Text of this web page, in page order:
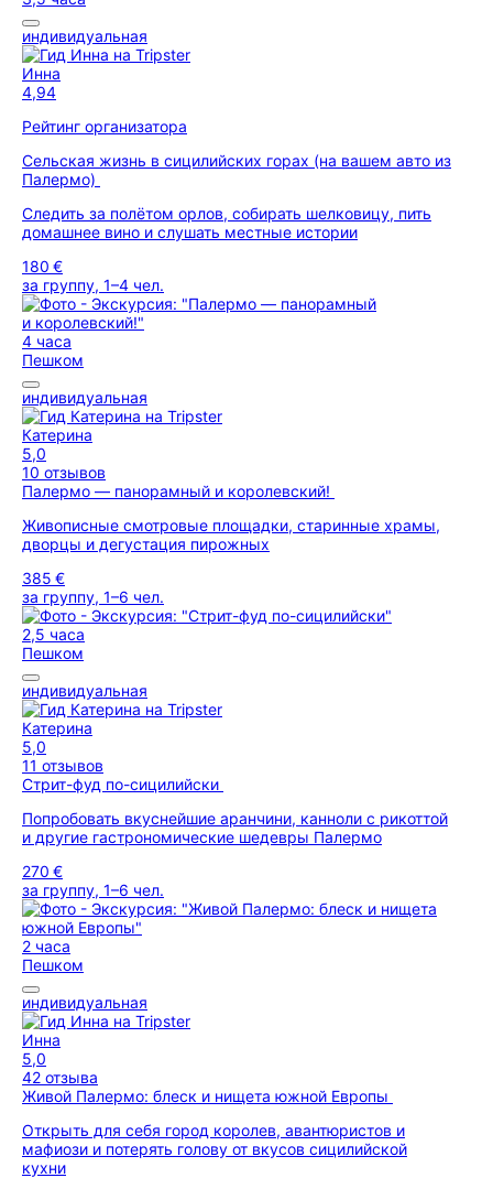
индивидуальная
Инна
4,94
Рейтинг организатора
Сельская жизнь в сицилийских горах (на вашем авто из
Палермо)
Следить за полётом орлов, собирать шелковицу, пить
домашнее вино и слушать местные истории
180 €
за группу, 1–4 чел.
4 часа
Пешком
индивидуальная
Катерина
5,0
10 отзывов
Палермо — панорамный и королевский!
Живописные смотровые площадки, старинные храмы,
дворцы и дегустация пирожных
385 €
за группу, 1–6 чел.
2,5 часа
Пешком
индивидуальная
Катерина
5,0
11 отзывов
Стрит-фуд по-сицилийски
Попробовать вкуснейшие аранчини, канноли с рикоттой
и другие гастрономические шедевры Палермо
270 €
за группу, 1–6 чел.
2 часа
Пешком
индивидуальная
Инна
5,0
42 отзыва
Живой Палермо: блеск и нищета южной Европы
Открыть для себя город королев, авантюристов и
мафиози и потерять голову от вкусов сицилийской
кухни